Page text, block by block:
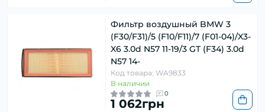
Фильтр воздушный BMW 3
(F30/F31)/5 (F10/F11)/7 (F01-04)/X3-
X6 3.0d N57 11-19/3 GT (F34) 3.0d
N57 14-
Код товара: WA9833
В наличии
0
1 062грн